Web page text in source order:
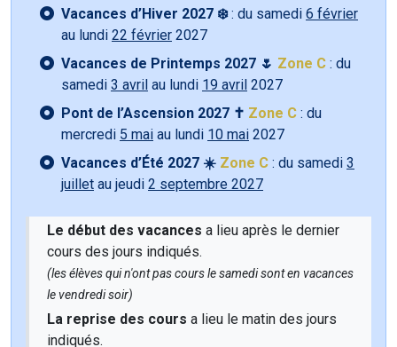
Vacances d’Hiver 2027 ❄️: du samedi 6 février
au lundi 22 février 2027
Vacances de Printemps 2027 🌷 Zone C : du
samedi 3 avril au lundi 19 avril 2027
Pont de l’Ascension 2027 ✝️ Zone C : du
mercredi 5 mai au lundi 10 mai 2027
Vacances d’Été 2027 ☀️ Zone C : du samedi 3
juillet au jeudi 2 septembre 2027
Le début des vacances a lieu après le dernier
cours des jours indiqués.
(les élèves qui n'ont pas cours le samedi sont en vacances
le vendredi soir)
La reprise des cours a lieu le matin des jours
indiqués.